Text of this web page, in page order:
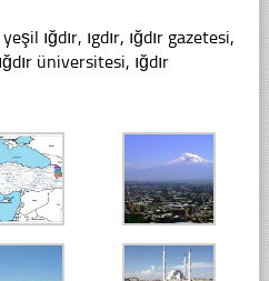
ığdır, ıgdır, ığdır gazetesi,
üniversitesi, ığdır